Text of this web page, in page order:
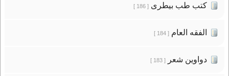
كتب طب بيطرى[ 186 ]
الفقه العام[ 184 ]
دواوين شعر[ 183 ]